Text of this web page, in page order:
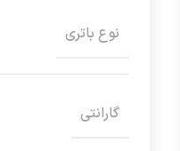
نوع باتری
گارانتی